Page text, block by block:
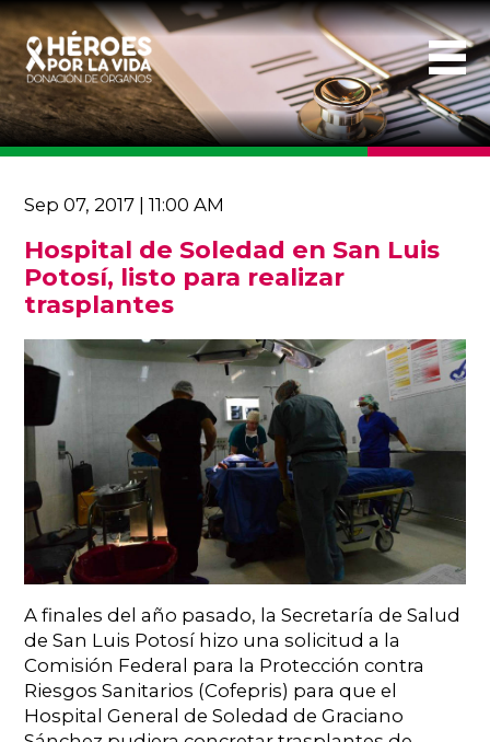
Sep 07, 2017 | 11:00 AM
Hospital de Soledad en San Luis
Potosí, listo para realizar
trasplantes
A finales del año pasado, la Secretaría de Salud
de San Luis Potosí hizo una solicitud a la
Comisión Federal para la Protección contra
Riesgos Sanitarios (Cofepris) para que el
Hospital General de Soledad de Graciano